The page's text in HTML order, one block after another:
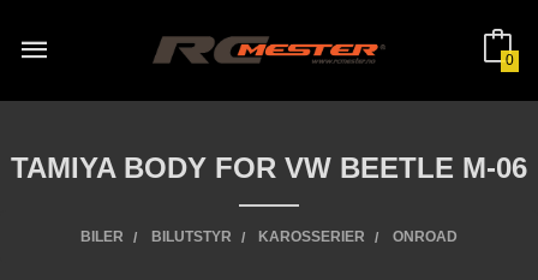
innholdet
0
TAMIYA BODY FOR VW BEETLE M-06
BILER BILUTSTYR KAROSSERIER ONROAD